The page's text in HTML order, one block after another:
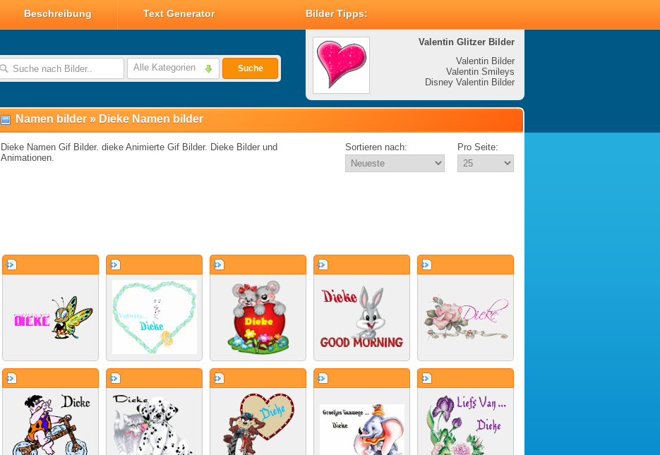
Beschreibung Text Generator Bilder Tipps:
Alle Kategorien Suche
Valentin Bilder
Valentin Smileys
Disney Valentin Bilder
Valentin Glitzer Bilder
Valentin Bilder
Valentin Smileys
Disney Valentin Bilder
Namen bilder » Dieke Namen bilder
Dieke Namen Gif Bilder. dieke Animierte Gif Bilder. Dieke Bilder und
Animationen.
Sortieren nach: Pro Seite: